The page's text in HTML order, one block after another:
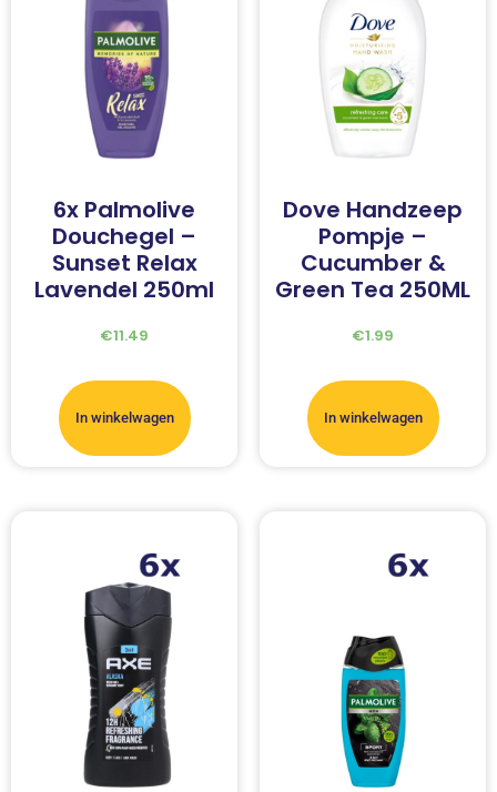
6x Palmolive
Douchegel –
Sunset Relax
Lavendel 250ml
€11.49
In winkelwagen
Dove Handzeep
Pompje –
Cucumber &
Green Tea 250ML
€1.99
In winkelwagen